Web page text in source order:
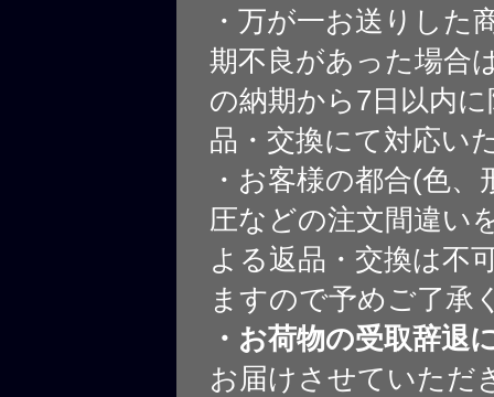
・万が一お送りした
期不良があった場合
の納期から7日以内
品・交換にて対応い
・お客様の都合(色、
圧などの注文間違い
よる返品・交換は不
ますので予めご了承
・お荷物の受取辞退
お届けさせていただ